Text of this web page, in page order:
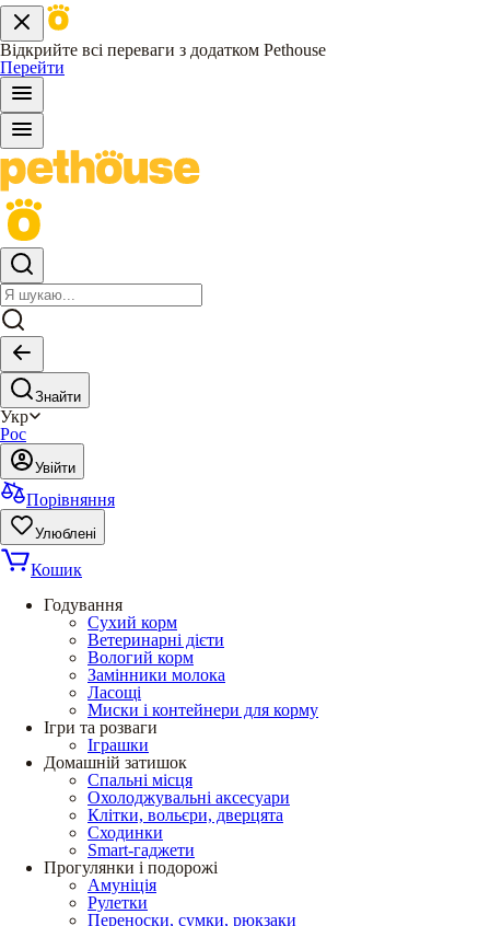
Відкрийте всі переваги з додатком Pethouse
Перейти
Знайти
Укр
Рос
Увійти
Порівняння
Улюблені
Кошик
Годування
Сухий корм
Ветеринарні дієти
Вологий корм
Замінники молока
Ласощі
Миски і контейнери для корму
Ігри та розваги
Іграшки
Домашній затишок
Спальні місця
Охолоджувальні аксесуари
Клітки, вольєри, дверцята
Сходинки
Smart-гаджети
Прогулянки і подорожі
Амуніція
Рулетки
Переноски, сумки, рюкзаки